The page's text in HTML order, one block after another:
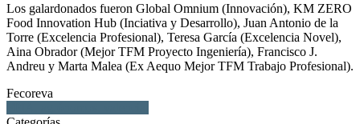
Los galardonados fueron Global Omnium (Innovación), KM ZERO
Food Innovation Hub (Inciativa y Desarrollo), Juan Antonio de la
Torre (Excelencia Profesional), Teresa García (Excelencia Novel),
Aina Obrador (Mejor TFM Proyecto Ingeniería), Francisco J.
Andreu y Marta Malea (Ex Aequo Mejor TFM Trabajo Profesional).
Fecoreva